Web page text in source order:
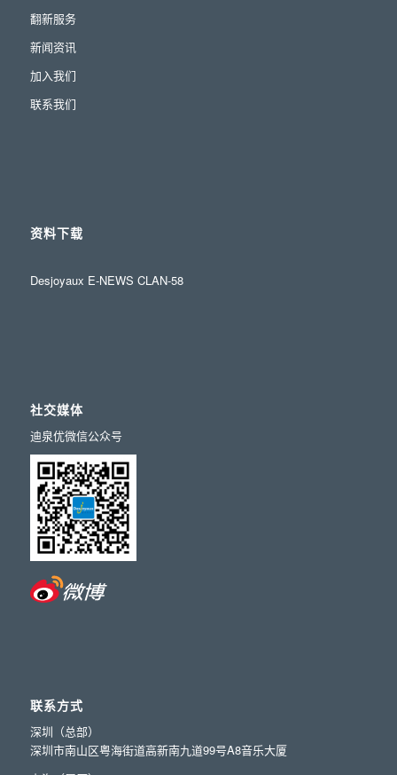
翻新服务
新闻资讯
加入我们
联系我们
资料下载
Desjoyaux E-NEWS CLAN-58
社交媒体
迪泉优微信公众号
联系方式
深圳（总部）
深圳市南山区粤海街道高新南九道99号A8音乐大厦